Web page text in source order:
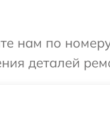
нам по
деталей